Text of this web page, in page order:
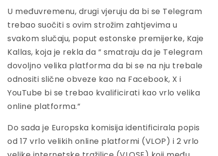
U međuvremenu, drugi vjeruju da bi se Telegram
trebao suočiti s ovim strožim zahtjevima u
svakom slučaju, poput estonske premijerke, Kaje
Kallas, koja je rekla da ” smatraju da je Telegram
dovoljno velika platforma da bi se na nju trebale
odnositi slične obveze kao na Facebook, X i
YouTube bi se trebao kvalificirati kao vrlo velika
online platforma.”
Do sada je Europska komisija identificirala popis
od 17 vrlo velikih online platformi (VLOP) i 2 vrlo